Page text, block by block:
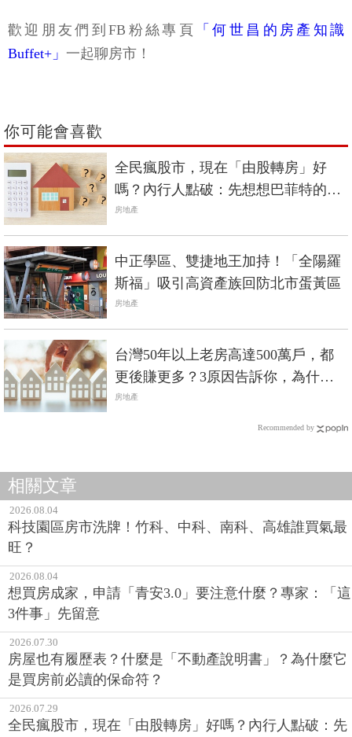
歡迎朋友們到FB粉絲專頁
「何世昌的房產知識
Buffet+」 一起聊房市！
你可能會喜歡
全民瘋股市，現在「由股轉房」好
嗎？內行人點破：先想想巴菲特的這
句話
房地產
中正學區、雙捷地王加持！「全陽羅
斯福」吸引高資產族回防北市蛋黃區
房地產
台灣50年以上老房高達500萬戶，都
更後賺更多？3原因告訴你，為什麼
都更難如登天
房地產
Recommended by
相關文章
2026.08.04
科技園區房市洗牌！竹科、中科、南科、高雄誰買氣最
旺？
2026.08.04
想買房成家，申請「青安3.0」要注意什麼？專家：「這
3件事」先留意
2026.07.30
房屋也有履歷表？什麼是「不動產說明書」？為什麼它
是買房前必讀的保命符？
2026.07.29
全民瘋股市，現在「由股轉房」好嗎？內行人點破：先